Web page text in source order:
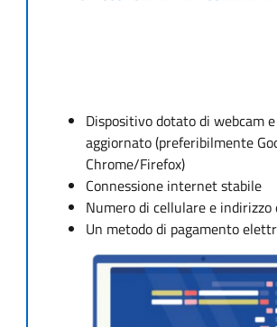
Dispositivo dotato di webcam
aggiornato (preferibilmente
Chrome/Firefox)
Connessione internet stabile
Numero di cellulare e indirizzo
Un metodo di pagamento